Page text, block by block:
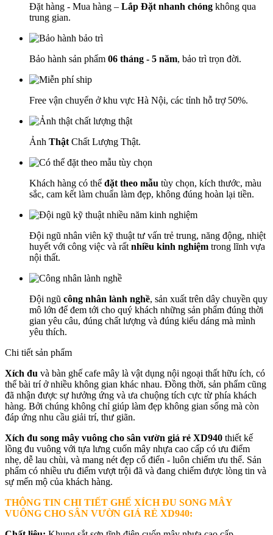
Đặt hàng - Mua hàng – Lắp Đặt nhanh chóng không qua
trung gian.
Bảo hành sản phẩm 06 tháng - 5 năm, bảo trì trọn đời.
Free vận chuyển ở khu vực Hà Nội, các tỉnh hỗ trợ 50%.
Ảnh Thật Chất Lượng Thật.
Khách hàng có thể đặt theo mẫu tùy chọn, kích thước, màu
sắc, cam kết làm chuẩn làm đẹp, không đúng hoàn lại tiền.
Đội ngũ nhân viên kỹ thuật tư vấn trẻ trung, năng động, nhiệt
huyết với công việc và rất nhiều kinh nghiệm trong lĩnh vựa
nội thất.
Đội ngũ công nhân lành nghề, sản xuất trên dây chuyền quy
mô lớn để đem tới cho quý khách những sản phẩm đúng thời
gian yêu câu, đúng chất lượng và đúng kiểu dáng mà mình
yêu thích.
Chi tiết sản phẩm
Xích đu và bàn ghế cafe mây là vật dụng nội ngoại thất hữu ích, có
thể bài trí ở nhiều không gian khác nhau. Đồng thời, sản phẩm cũng
đã nhận được sự hưởng ứng và ưa chuộng tích cực từ phía khách
hàng. Bởi chúng không chỉ giúp làm đẹp không gian sống mà còn
đáp ứng nhu cầu giải trí, thư giãn.
Xích đu song mây vuông cho sân vườn giá rẻ XD940 thiết kế
lồng đu vuông với tựa lưng cuốn mây nhựa cao cấp có ưu điểm
nhẹ, dễ lau chùi, và mang nét đẹp cổ điển - luôn chiếm ưu thế. Sản
phẩm có nhiều ưu điểm vượt trội đã và đang chiếm được lòng tin và
sự mến mộ của khách hàng.
THÔNG TIN CHI TIẾT GHẾ XÍCH ĐU SONG MÂY
VUÔNG CHO SÂN VƯỜN GIÁ RẺ XD940: